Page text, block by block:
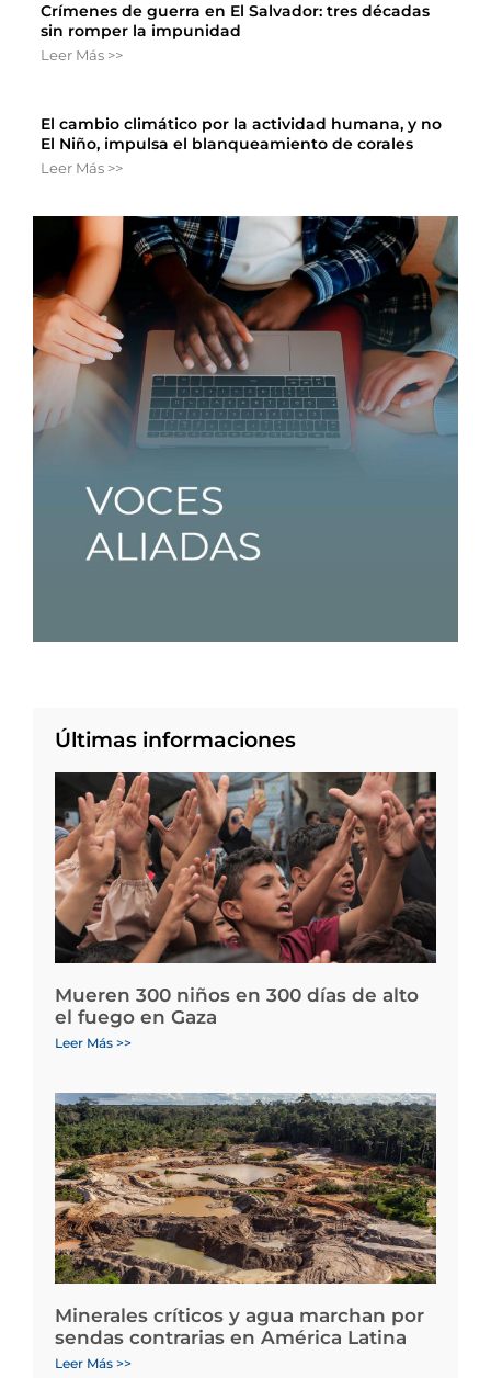
Crímenes de guerra en El Salvador: tres décadas
sin romper la impunidad
Leer Más >>
El cambio climático por la actividad humana, y no
El Niño, impulsa el blanqueamiento de corales
Leer Más >>
Últimas informaciones
Mueren 300 niños en 300 días de alto
el fuego en Gaza
Leer Más >>
Minerales críticos y agua marchan por
sendas contrarias en América Latina
Leer Más >>